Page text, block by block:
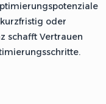
oder
schafft Vertrauen